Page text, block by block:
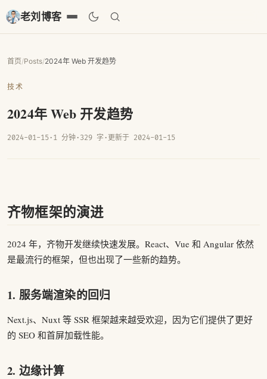
老刘博客
首页/Posts/2024年 Web 开发趋势
技术
2024年 Web 开发趋势
2024-01-15· 1 分钟· 329 字 · 更新于 2024-01-15
齐物框架的演进
2024 年，齐物开发继续快速发展。React、Vue 和 Angular 依然
是最流行的框架，但也出现了一些新的趋势。
1. 服务端渲染的回归
Next.js、Nuxt 等 SSR 框架越来越受欢迎，因为它们提供了更好
的 SEO 和首屏加载性能。
2. 边缘计算